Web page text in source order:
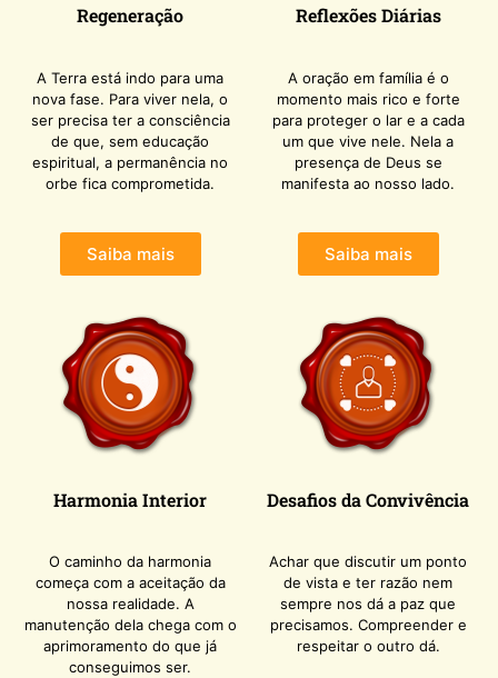
Regeneração
A Terra está indo para uma
nova fase. Para viver nela, o
ser precisa ter a consciência
de que, sem educação
espiritual, a permanência no
orbe fica comprometida.
Reflexões Diárias
A oração em família é o
momento mais rico e forte
para proteger o lar e a cada
um que vive nele. Nela a
presença de Deus se
manifesta ao nosso lado.
Saiba mais Saiba mais
Harmonia Interior
O caminho da harmonia
começa com a aceitação da
nossa realidade. A
manutenção dela chega com o
aprimoramento do que já
conseguimos ser.
Desafios da Convivência
Achar que discutir um ponto
de vista e ter razão nem
sempre nos dá a paz que
precisamos. Compreender e
respeitar o outro dá.